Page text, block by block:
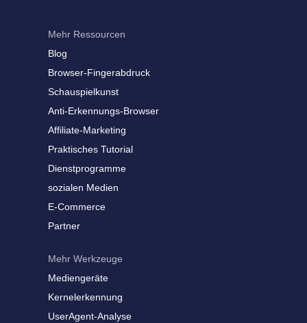
Mehr Ressourcen
Blog
Browser-Fingerabdruck
Schauspielkunst
Anti-Erkennungs-Browser
Affiliate-Marketing
Praktisches Tutorial
Dienstprogramme
sozialen Medien
E-Commerce
Partner
Mehr Werkzeuge
Mediengeräte
Kernelerkennung
UserAgent-Analyse